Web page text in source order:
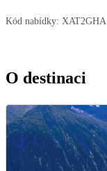
Kód nabídky: XAT2GHA
O destinaci